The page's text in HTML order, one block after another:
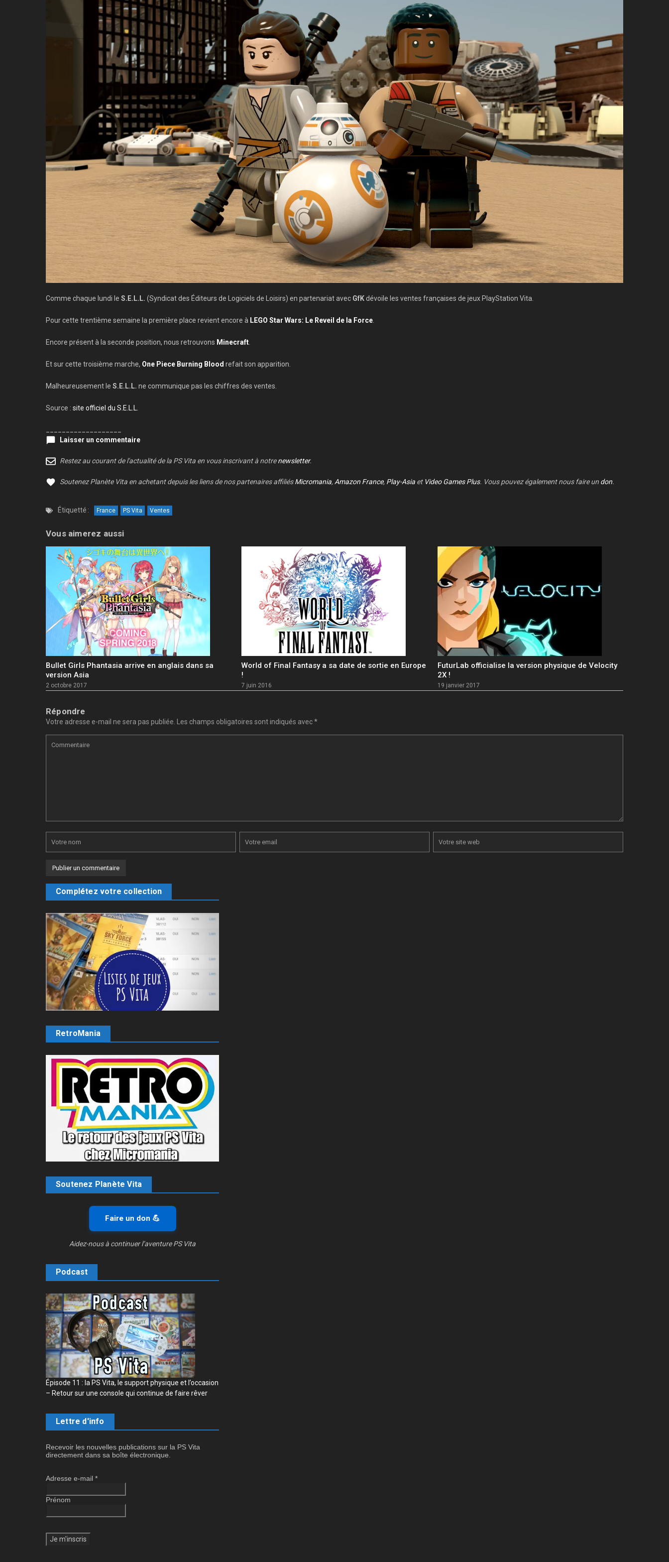
Comme chaque lundi le S.E.L.L. (Syndicat des Éditeurs de Logiciels de Loisirs) en partenariat avec GfKdévoile les ventes françaises de jeux PlayStation Vita.
Pour cette trentième semaine la première place revient encore à LEGO Star Wars: Le Reveil de la Force
Encore présent à la seconde position, nous retrouvons Minecraft
Et sur cette troisième marche, One Piece Burning Blood refait son apparition.
Malheureusement le S.E.L.L. ne communique pas les chiffres des ventes.
Source : site officiel du S.E.L.L.
Laisser un commentaire
Restez au courant de l'actualité de la PS Vita en vous inscrivant à notrenewsletter.
Soutenez Planète Vita en achetant depuis les liens de nos partenaires affiliésMicromania, Amazon France, Play-Asia et Video Games Plus. Vous pouvez également nous faire un don.
Étiquetté : France PS Vita Ventes
Vous aimerez aussi
Bullet Girls Phantasia arrive en anglais dans sa
version Asia
2 octobre 2017
World of Final Fantasy a sa date de sortie en Europe
!
7 juin 2016
FuturLab officialise la version physique de Velocity
2X !
19 janvier 2017
Répondre
Votre adresse e-mail ne sera pas publiée. Les champs obligatoires sont indiqués avec*
Complétez votre collection
RetroMania
Soutenez Planète Vita
Faire un don 💪
Aidez-nous à continuer l’aventure PS Vita
Podcast
Épisode 11 : la PS Vita, le support physique et l’occasion
– Retour sur une console qui continue de faire rêver
Lettre d'info
Recevoir les nouvelles publications sur la PS Vita
directement dans sa boîte électronique.
Adresse e-mail *
Prénom